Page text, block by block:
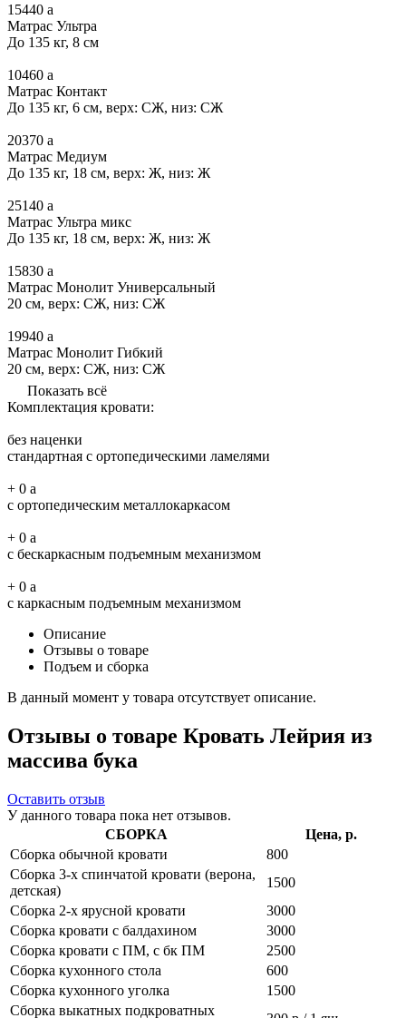
15440 a
Матрас Ультра
До 135 кг, 8 см
10460 a
Матрас Контакт
До 135 кг, 6 см, верх: СЖ, низ: СЖ
20370 a
Матрас Медиум
До 135 кг, 18 см, верх: Ж, низ: Ж
25140 a
Матрас Ультра микс
До 135 кг, 18 см, верх: Ж, низ: Ж
15830 a
Матрас Монолит Универсальный
20 см, верх: СЖ, низ: СЖ
19940 a
Матрас Монолит Гибкий
20 см, верх: СЖ, низ: СЖ
Показать всё
Комплектация кровати:
без наценки
стандартная с ортопедическими ламелями
+ 0 a
с ортопедическим металлокаркасом
+ 0 a
с бескаркасным подъемным механизмом
+ 0 a
с каркасным подъемным механизмом
Описание
Отзывы о товаре
Подъем и сборка
В данный момент у товара отсутствует описание.
Отзывы о товаре Кровать Лейрия из
массива бука
Оставить отзыв
У данного товара пока нет отзывов.
СБОРКА
Цена, р.
Сборка обычной кровати
800
Сборка 3-х спинчатой кровати (верона,
детская)
1500
Сборка 2-х ярусной кровати
3000
Сборка кровати с балдахином
3000
Сборка кровати с ПМ, с бк ПМ
2500
Сборка кухонного стола
600
Сборка кухонного уголка
1500
Сборка выкатных подкроватных